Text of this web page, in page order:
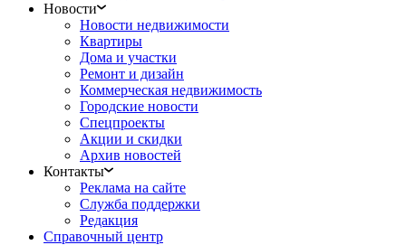
Новости
Новости недвижимости
Квартиры
Дома и участки
Ремонт и дизайн
Коммерческая недвижимость
Городские новости
Спецпроекты
Акции и скидки
Архив новостей
Контакты
Реклама на сайте
Служба поддержки
Редакция
Справочный центр